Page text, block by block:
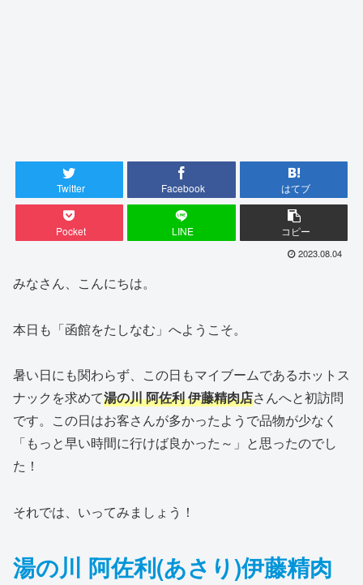
Twitter Facebook はてブ
Pocket LINE コピー
2023.08.04
みなさん、こんにちは。
本日も「函館をたしなむ」へようこそ。
暑い日にも関わらず、この日もマイブームであるホットス
ナックを求めて湯の川 阿佐利 伊藤精肉店さんへと初訪問
です。この日はお客さんが多かったようで品物が少なく
「もっと早い時間に行けば良かった～」と思ったのでし
た！
それでは、いってみましょう！
湯の川 阿佐利(あさり)伊藤精肉